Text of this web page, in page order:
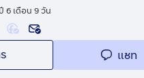
6 เดือน 9 วัน
แชท